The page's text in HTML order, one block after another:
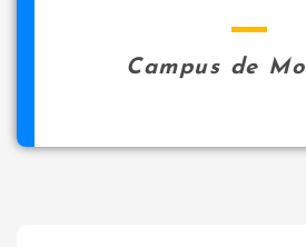
Campus de